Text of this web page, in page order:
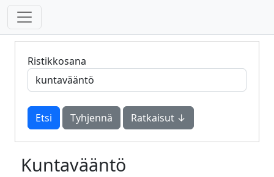
Ristikkosana
Tyhjennä Ratkaisut ↓
Kuntavääntö